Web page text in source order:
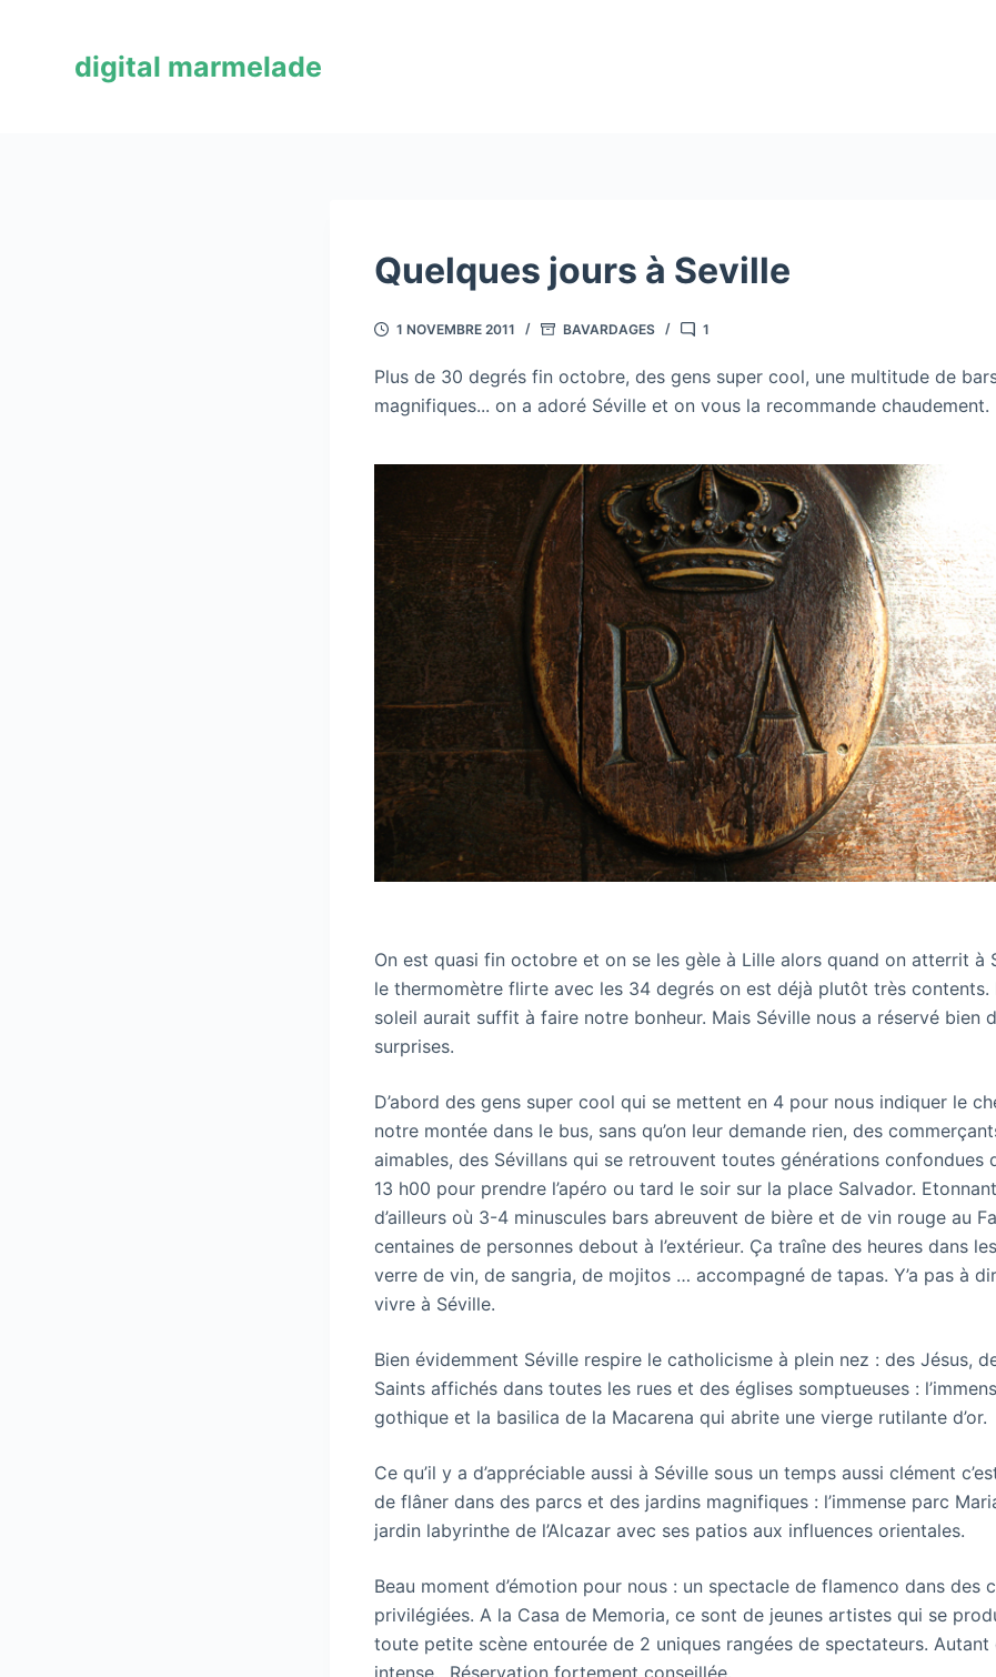
digital marmelade
Quelques jours à Seville
1 NOVEMBRE 2011 BAVARDAGES 1
Plus de 30 degrés fin octobre, des gens super cool, une multitude de
magnifiques... on a adoré Séville et on vous la recommande chaudement.
On est quasi fin octobre et on se les gèle à Lille alors quand on atterrit à
le thermomètre flirte avec les 34 degrés on est déjà plutôt très contents.
soleil aurait suffit à faire notre bonheur. Mais Séville nous a réservé bien
surprises.
D’abord des gens super cool qui se mettent en 4 pour nous indiquer le
notre montée dans le bus, sans qu’on leur demande rien, des
aimables, des Sévillans qui se retrouvent toutes générations confondues
13 h00 pour prendre l’apéro ou tard le soir sur la place Salvador.
d’ailleurs où 3-4 minuscules bars abreuvent de bière et de vin rouge au
centaines de personnes debout à l’extérieur. Ça traîne des heures dans
verre de vin, de sangria, de mojitos … accompagné de tapas. Y’a pas à
vivre à Séville.
Bien évidemment Séville respire le catholicisme à plein nez : des Jésus,
Saints affichés dans toutes les rues et des églises somptueuses :
gothique et la basilica de la Macarena qui abrite une vierge rutilante d’or.
Ce qu’il y a d’appréciable aussi à Séville sous un temps aussi clément
de flâner dans des parcs et des jardins magnifiques : l’immense parc
jardin labyrinthe de l’Alcazar avec ses patios aux influences orientales.
Beau moment d’émotion pour nous : un spectacle de flamenco dans des
privilégiées. A la Casa de Memoria, ce sont de jeunes artistes qui se
toute petite scène entourée de 2 uniques rangées de spectateurs. Autant
intense. Réservation fortement conseillée.